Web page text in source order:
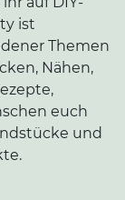
ist
Themen
Nähen,
euch
und